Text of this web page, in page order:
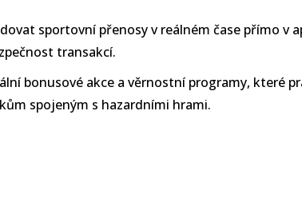
sportovní přenosy v reálném čase přímo v
transakcí.
bonusové akce a věrnostní programy, které
spojeným s hazardními hrami.